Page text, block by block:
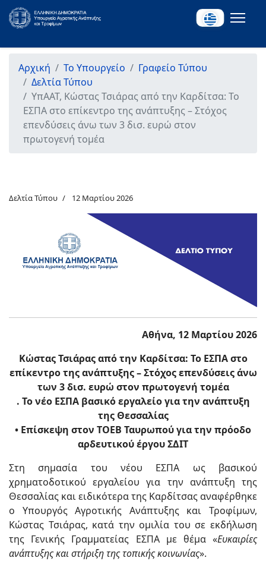
Αρχική Το Υπουργείο
Γραφείο Τύπου
Δελτία Τύπου
ΥπΑΑΤ, Κώστας Τσιάρας από την Καρδίτσα: Το
ΕΣΠΑ στο επίκεντρο της ανάπτυξης – Στόχος
επενδύσεις άνω των 3 δισ. ευρώ στον
πρωτογενή τομέα
Δελτία Τύπου 12 Μαρτίου 2026
Αθήνα, 12 Μαρτίου 2026
Κώστας Τσιάρας από την Καρδίτσα: Το ΕΣΠΑ στο
επίκεντρο της ανάπτυξης – Στόχος επενδύσεις άνω
των 3 δισ. ευρώ στον πρωτογενή τομέα
. Το νέο ΕΣΠΑ βασικό εργαλείο για την ανάπτυξη
της Θεσσαλίας
• Επίσκεψη στον ΤΟΕΒ Ταυρωπού για την πρόοδο
αρδευτικού έργου ΣΔΙΤ
Στη σημασία του νέου ΕΣΠΑ ως βασικού
χρηματοδοτικού εργαλείου για την ανάπτυξη της
Θεσσαλίας και ειδικότερα της Καρδίτσας αναφέρθηκε
ο Υπουργός Αγροτικής Ανάπτυξης και Τροφίμων,
Κώστας Τσιάρας, κατά την ομιλία του σε εκδήλωση
της Γενικής Γραμματείας ΕΣΠΑ με θέμα «Ευκαιρίες
ανάπτυξης και στήριξη της τοπικής κοινωνίας».